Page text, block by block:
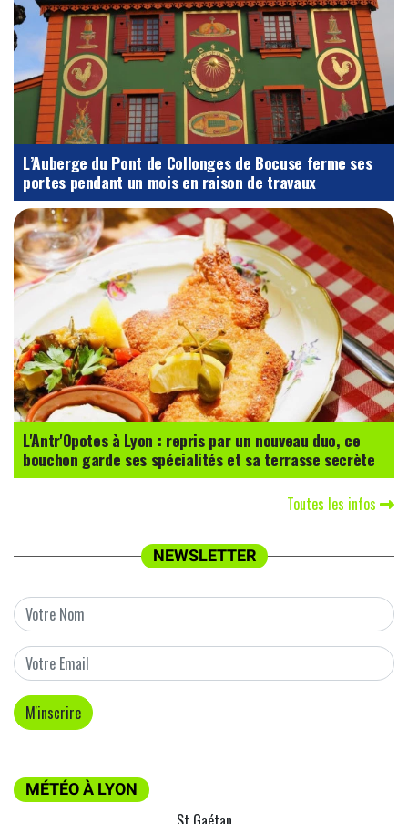
L’Auberge du Pont de Collonges de Bocuse ferme ses
portes pendant un mois en raison de travaux
L'Antr'Opotes à Lyon : repris par un nouveau duo, ce
bouchon garde ses spécialités et sa terrasse secrète
Toutes les infos
NEWSLETTER
MÉTÉO À LYON